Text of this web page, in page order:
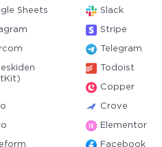
Sheets Slack
Stripe
Telegram
Todoist
Copper
Crove
Elementor
Facebook